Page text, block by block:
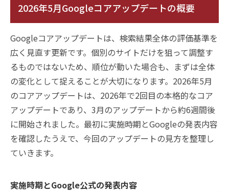
2026年5月Googleコアアップデートの概要
Googleコアアップデートは、検索結果全体の評価基準を
広く見直す更新です。個別のサイトだけを狙って調整す
るものではないため、順位が動いた場合も、まずは全体
の変化として捉えることが大切になります。2026年5月
のコアアップデートは、2026年で2回目の本格的なコア
アップデートであり、3月のアップデートから約6週間後
に開始されました。最初に実施時期とGoogleの発表内容
を確認したうえで、今回のアップデートの見方を整理し
ていきます。
実施時期とGoogle公式の発表内容